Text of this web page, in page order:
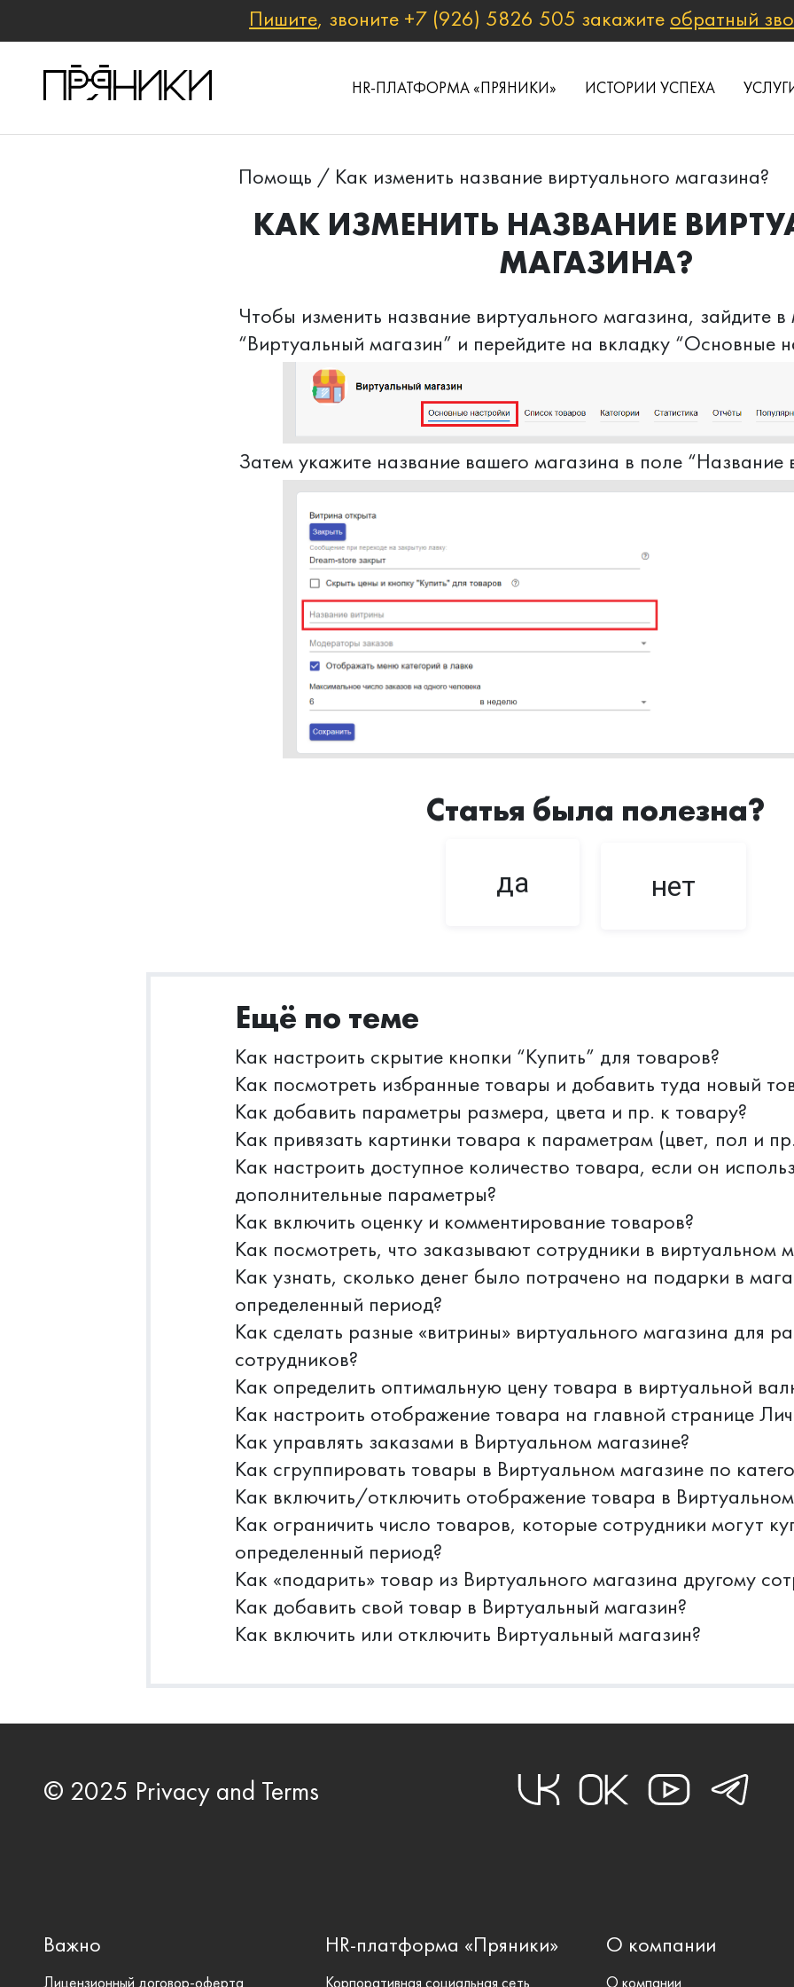
Пишите, звоните +7 (926) 5826 505 закажите обратный
HR-ПЛАТФОРМА «ПРЯНИКИ» ИСТОРИИ УСПЕХА
Помощь / Как изменить название виртуального магазина?
КАК ИЗМЕНИТЬ НАЗВАНИЕ
МАГАЗИНА?
Чтобы изменить название виртуального магазина, зайдите в
“Виртуальный магазин” и перейдите на вкладку “Основные
Затем укажите название вашего магазина в поле “Название
Статья была полезна?
да нет
Ещё по теме
Как настроить скрытие кнопки “Купить” для товаров?
Как посмотреть избранные товары и добавить туда новый
Как добавить параметры размера, цвета и пр. к товару?
Как привязать картинки товара к параметрам (цвет, пол и
Как настроить доступное количество товара, если он
дополнительные параметры?
Как включить оценку и комментирование товаров?
Как посмотреть, что заказывают сотрудники в виртуальном
Как узнать, сколько денег было потрачено на подарки в
определенный период?
Как сделать разные «витрины» виртуального магазина для
сотрудников?
Как определить оптимальную цену товара в виртуальной
Как настроить отображение товара на главной странице
Как управлять заказами в Виртуальном магазине?
Как сгруппировать товары в Виртуальном магазине по
Как включить/отключить отображение товара в
Как ограничить число товаров, которые сотрудники могут
определенный период?
Как «подарить» товар из Виртуального магазина другому
Как добавить свой товар в Виртуальный магазин?
Как включить или отключить Виртуальный магазин?
© 2025 Privacy and Terms
Важно
Лицензионный договор-оферта
HR-платформа «Пряники»
Корпоративная социальная сеть
О компании
О компании